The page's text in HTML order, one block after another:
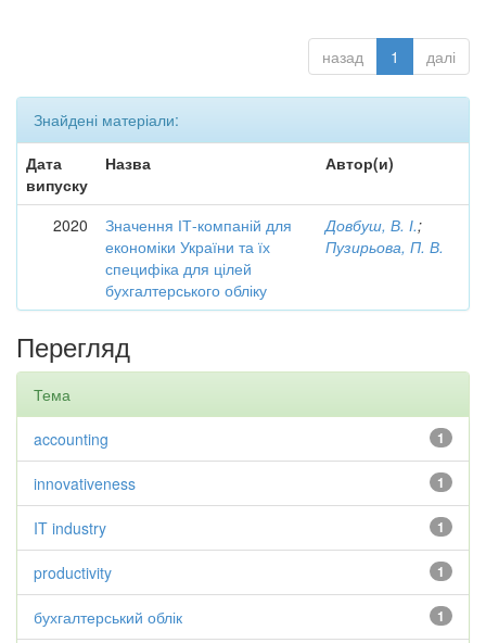
назад 1 далі
Знайдені матеріали:
Дата
випуску
Назва Автор(и)
2020
Значення ІТ-компаній для
економіки України та їх
специфіка для цілей
бухгалтерського обліку
Довбуш, В. І.;
Пузирьова, П. В.
Перегляд
Тема
1
accounting
1
innovativeness
1
IT industry
1
productivity
1
бухгалтерський облік